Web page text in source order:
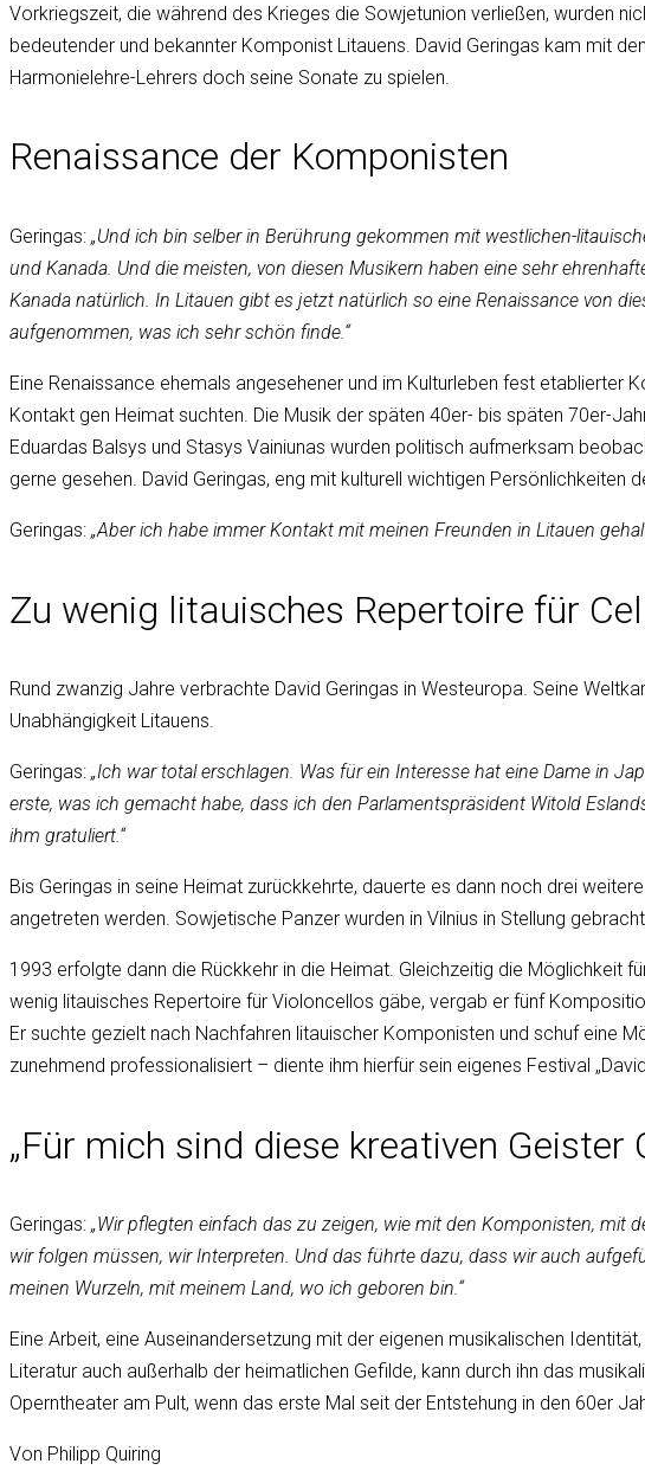
Vorkriegszeit, die während des Krieges die Sowjetunion verließen, wurden
bedeutender und bekannter Komponist Litauens. David Geringas kam mit
Harmonielehre-Lehrers doch seine Sonate zu spielen.
Renaissance der Komponisten
Geringas: „Und ich bin selber in Berührung gekommen mit westlichen-
und Kanada. Und die meisten, von diesen Musikern haben eine sehr
Kanada natürlich. In Litauen gibt es jetzt natürlich so eine Renaissance von
aufgenommen, was ich sehr schön finde.“
Eine Renaissance ehemals angesehener und im Kulturleben fest etablierter
Kontakt gen Heimat suchten. Die Musik der späten 40er- bis späten 70er-
Eduardas Balsys und Stasys Vainiunas wurden politisch aufmerksam
gerne gesehen. David Geringas, eng mit kulturell wichtigen
Geringas: „Aber ich habe immer Kontakt mit meinen Freunden in Litauen
Zu wenig litauisches Repertoire für
Rund zwanzig Jahre verbrachte David Geringas in Westeuropa. Seine
Unabhängigkeit Litauens.
Geringas: „Ich war total erschlagen. Was für ein Interesse hat eine Dame in
erste, was ich gemacht habe, dass ich den Parlamentspräsident Witold
ihm gratuliert.“
Bis Geringas in seine Heimat zurückkehrte, dauerte es dann noch drei
angetreten werden. Sowjetische Panzer wurden in Vilnius in Stellung
1993 erfolgte dann die Rückkehr in die Heimat. Gleichzeitig die Möglichkeit
wenig litauisches Repertoire für Violoncellos gäbe, vergab er fünf
Er suchte gezielt nach Nachfahren litauischer Komponisten und schuf eine
zunehmend professionalisiert – diente ihm hierfür sein eigenes Festival
„Für mich sind diese kreativen Geister
Geringas: „Wir pflegten einfach das zu zeigen, wie mit den Komponisten, mit
wir folgen müssen, wir Interpreten. Und das führte dazu, dass wir auch
meinen Wurzeln, mit meinem Land, wo ich geboren bin.“
Eine Arbeit, eine Auseinandersetzung mit der eigenen musikalischen
Literatur auch außerhalb der heimatlichen Gefilde, kann durch ihn das
Operntheater am Pult, wenn das erste Mal seit der Entstehung in den 60er
Von Philipp Quiring